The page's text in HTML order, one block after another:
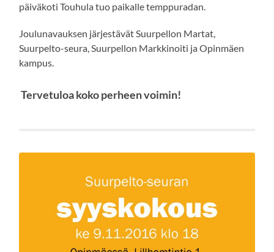
päiväkoti Touhula tuo paikalle temppuradan.
Joulunavauksen järjestävät Suurpellon Martat,
Suurpelto-seura, Suurpellon Markkinoiti ja Opinmäen
kampus.
Tervetuloa koko perheen voimin!